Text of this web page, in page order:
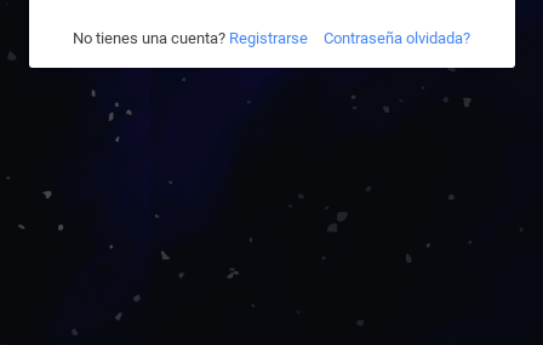
No tienes una cuenta? Registrarse Contraseña olvidada?